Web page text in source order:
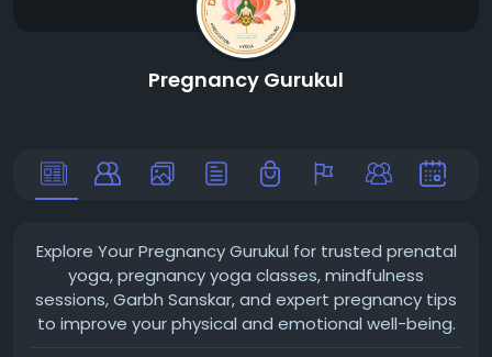
Pregnancy Gurukul
Explore Your Pregnancy Gurukul for trusted prenatal
yoga, pregnancy yoga classes, mindfulness
sessions, Garbh Sanskar, and expert pregnancy tips
to improve your physical and emotional well-being.